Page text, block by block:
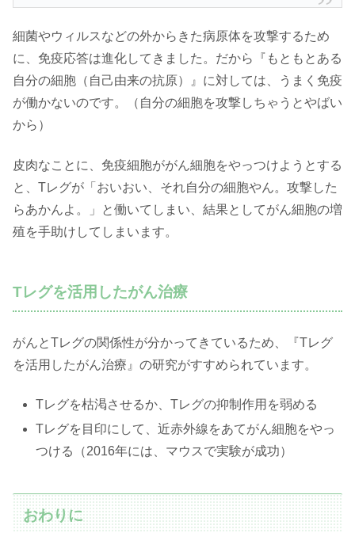
細菌やウィルスなどの外からきた病原体を攻撃するため
に、免疫応答は進化してきました。だから『もともとある
自分の細胞（自己由来の抗原）』に対しては、うまく免疫
が働かないのです。（自分の細胞を攻撃しちゃうとやばい
から）
皮肉なことに、免疫細胞ががん細胞をやっつけようとする
と、Tレグが「おいおい、それ自分の細胞やん。攻撃した
らあかんよ。」と働いてしまい、結果としてがん細胞の増
殖を手助けしてしまいます。
Tレグを活用したがん治療
がんとTレグの関係性が分かってきているため、『Tレグ
を活用したがん治療』の研究がすすめられています。
Tレグを枯渇させるか、Tレグの抑制作用を弱める
Tレグを目印にして、近赤外線をあてがん細胞をやっ
つける（2016年には、マウスで実験が成功）
おわりに